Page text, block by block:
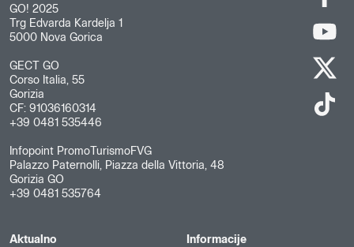
GO! 2025
Trg Edvarda Kardelja 1
5000 Nova Gorica
GECT GO
Corso Italia, 55
Gorizia
CF: 91036160314
+39 0481 535446
Infopoint PromoTurismoFVG
Palazzo Paternolli, Piazza della Vittoria, 48
Gorizia GO
+39 0481 535764
Aktualno Informacije